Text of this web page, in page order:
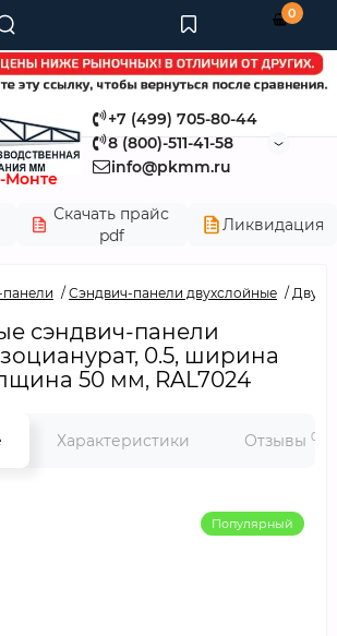
+7 (499) 705-80-44
8 (800)-511-41-58
info@pkmm.ru
Монте
Скачать прайс
pdf
Ликвидация
0
Сэндвич-панели двухслойные
сэндвич-панели
0.5, ширина
50 мм, RAL7024
Характеристики Отзывы 0
Популярный